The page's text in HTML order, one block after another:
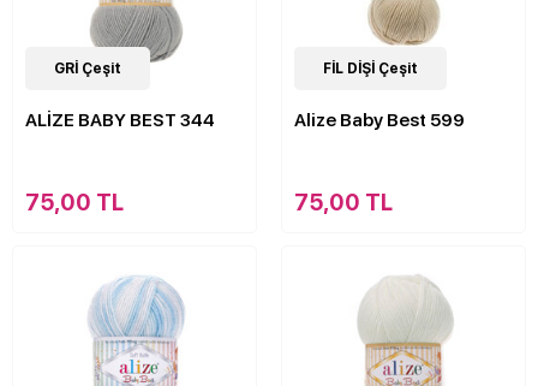
63Çeşit
GRİ Çeşit
ALİZE BABY BEST 344
75,00 TL
63Çeşit
FİL DİŞİ Çeşit
Alize Baby Best 599
75,00 TL